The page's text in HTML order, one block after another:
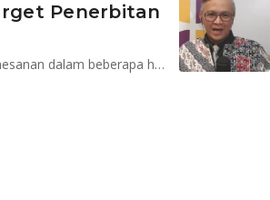
Penerbitan
Kementerian Keuangan akan memantau terus perkembangan pemesanan dalam beberapa hari ke depan